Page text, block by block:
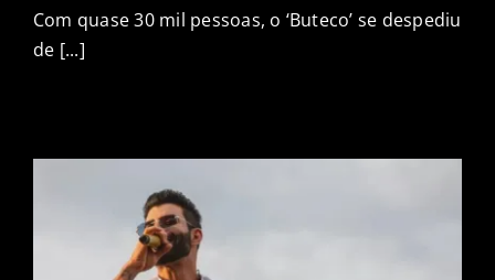
Com quase 30 mil pessoas, o ‘Buteco’ se despediu
de [...]